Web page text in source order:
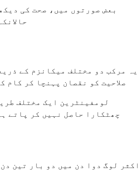
بعض صورتوں میں، صحت کی
یہ مرکب دو مختلف میکانزم کے
صلاحیت کو نقصان پہنچا کر کام
لومفینٹرین ایک مختلف
چھٹکارا حاصل نہیں کر پاتے
اکثر لوگ دوا دن میں دو بار تین